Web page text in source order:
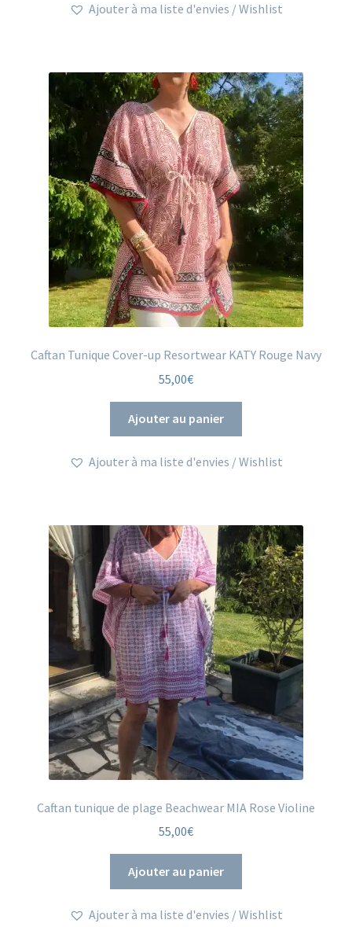
Ajouter à ma liste d'envies / Wishlist
Caftan Tunique Cover-up Resortwear KATY Rouge Navy
55,00€
Ajouter au panier
Ajouter à ma liste d'envies / Wishlist
Caftan tunique de plage Beachwear MIA Rose Violine
55,00€
Ajouter au panier
Ajouter à ma liste d'envies / Wishlist